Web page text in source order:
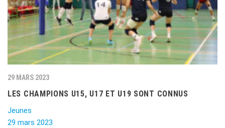
29 MARS 2023
LES CHAMPIONS U15, U17 ET U19 SONT CONNUS
Jeunes
29 mars 2023